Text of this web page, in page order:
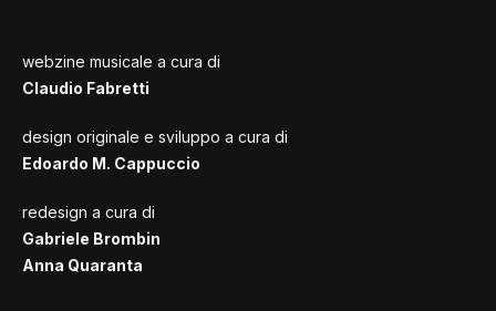
webzine musicale a cura di
Claudio Fabretti
design originale e sviluppo a cura di
Edoardo M. Cappuccio
redesign a cura di
Gabriele Brombin
Anna Quaranta